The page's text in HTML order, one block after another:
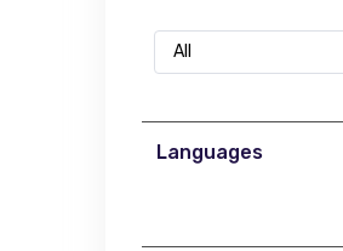
All
Languages